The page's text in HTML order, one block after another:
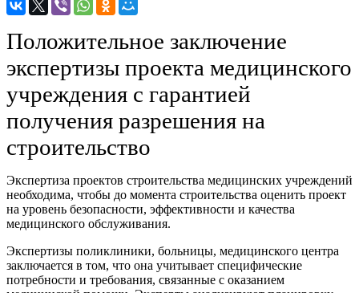
Положительное заключение
экспертизы проекта медицинского
учреждения с гарантией
получения разрешения на
строительство
Экспертиза проектов строительства медицинских учреждений
необходима, чтобы до момента строительства оценить проект
на уровень безопасности, эффективности и качества
медицинского обслуживания.
Экспертизы поликлиники, больницы, медицинского центра
заключается в том, что она учитывает специфические
потребности и требования, связанные с оказанием